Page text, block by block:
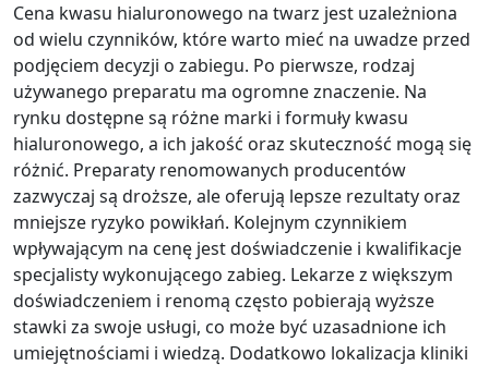
Cena kwasu hialuronowego na twarz jest uzależniona
od wielu czynników, które warto mieć na uwadze przed
podjęciem decyzji o zabiegu. Po pierwsze, rodzaj
używanego preparatu ma ogromne znaczenie. Na
rynku dostępne są różne marki i formuły kwasu
hialuronowego, a ich jakość oraz skuteczność mogą się
różnić. Preparaty renomowanych producentów
zazwyczaj są droższe, ale oferują lepsze rezultaty oraz
mniejsze ryzyko powikłań. Kolejnym czynnikiem
wpływającym na cenę jest doświadczenie i kwalifikacje
specjalisty wykonującego zabieg. Lekarze z większym
doświadczeniem i renomą często pobierają wyższe
stawki za swoje usługi, co może być uzasadnione ich
umiejętnościami i wiedzą. Dodatkowo lokalizacja kliniki